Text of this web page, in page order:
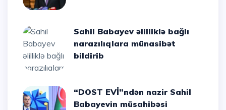
Sahil Babayev əlilliklə bağlı
narazılıqlara münasibət
bildirib
“DOST EVİ”ndən nazir Sahil
Babayevin müsahibəsi